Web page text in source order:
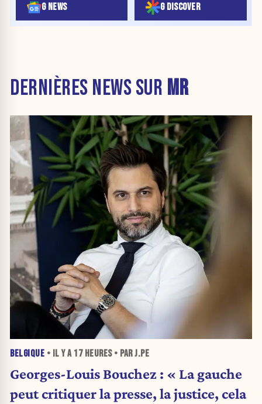
G NEWS G DISCOVER
DERNIÈRES NEWS SUR MR
BELGIQUE • IL Y A 17 HEURES• PAR J.PE
Georges-Louis Bouchez : « La gauche
peut critiquer la presse, la justice, cela